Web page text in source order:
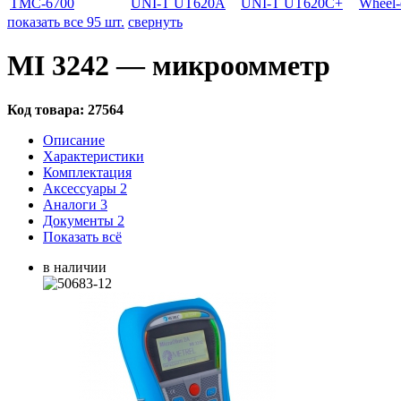
TMC-6700
UNI-T UT620A UNI-T UT620C+
показать все 95 шт. свернуть
MI 3242 — микроомметр
Код товара: 27564
Описание
Характеристики
Комплектация
Аксессуары 2
Аналоги 3
Документы 2
Показать всё
в наличии